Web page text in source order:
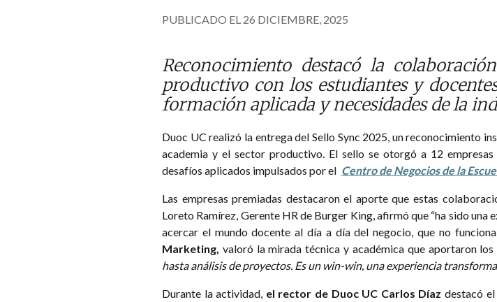
PUBLICADO EL 26 DICIEMBRE, 2025
Reconocimiento destacó la
productivo con los estudiantes y
formación aplicada y necesidades de la
Duoc UC realizó la entrega del Sello Sync 2025, un reconocimiento
academia y el sector productivo. El sello se otorgó a 12
desafíos aplicados impulsados por el Centro de Negocios de la
Las empresas premiadas destacaron el aporte que estas
Loreto Ramírez, Gerente HR de Burger King, afirmó que “ha sido
acercar el mundo docente al día a día del negocio, que no
Marketing, valoró la mirada técnica y académica que aportaron los
hasta análisis de proyectos. Es un win-win, una experiencia
Durante la actividad, el rector de Duoc UC Carlos Díazdestacó